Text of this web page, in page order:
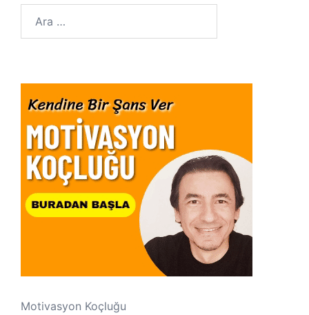
Motivasyon Koçluğu